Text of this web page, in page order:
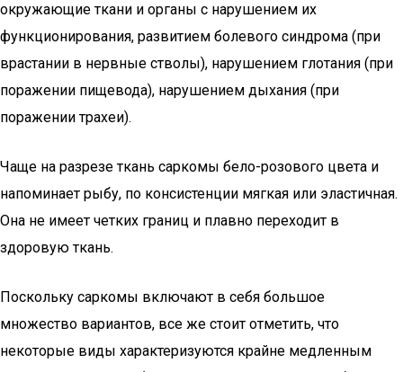
окружающие ткани и органы с нарушением их
функционирования, развитием болевого синдрома (при
врастании в нервные стволы), нарушением глотания (при
поражении пищевода), нарушением дыхания (при
поражении трахеи).
Чаще на разрезе ткань саркомы бело-розового цвета и
напоминает рыбу, по консистенции мягкая или эластичная.
Она не имеет четких границ и плавно переходит в
здоровую ткань.
Поскольку саркомы включают в себя большое
множество вариантов, все же стоит отметить, что
некоторые виды характеризуются крайне медленным